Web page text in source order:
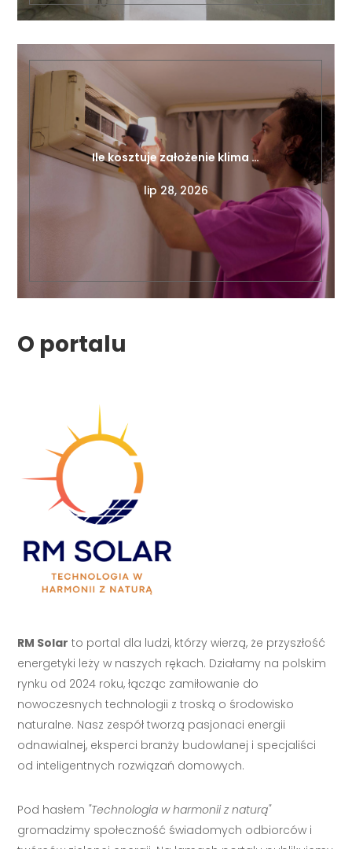
Ile kosztuje założenie klima …
lip 28, 2026
O portalu
RM Solar to portal dla ludzi, którzy wierzą, że przyszłość
energetyki leży w naszych rękach. Działamy na polskim
rynku od 2024 roku, łącząc zamiłowanie do
nowoczesnych technologii z troską o środowisko
naturalne. Nasz zespół tworzą pasjonaci energii
odnawialnej, eksperci branży budowlanej i specjaliści
od inteligentnych rozwiązań domowych.
Pod hasłem "Technologia w harmonii z naturą"
gromadzimy społeczność świadomych odbiorców i